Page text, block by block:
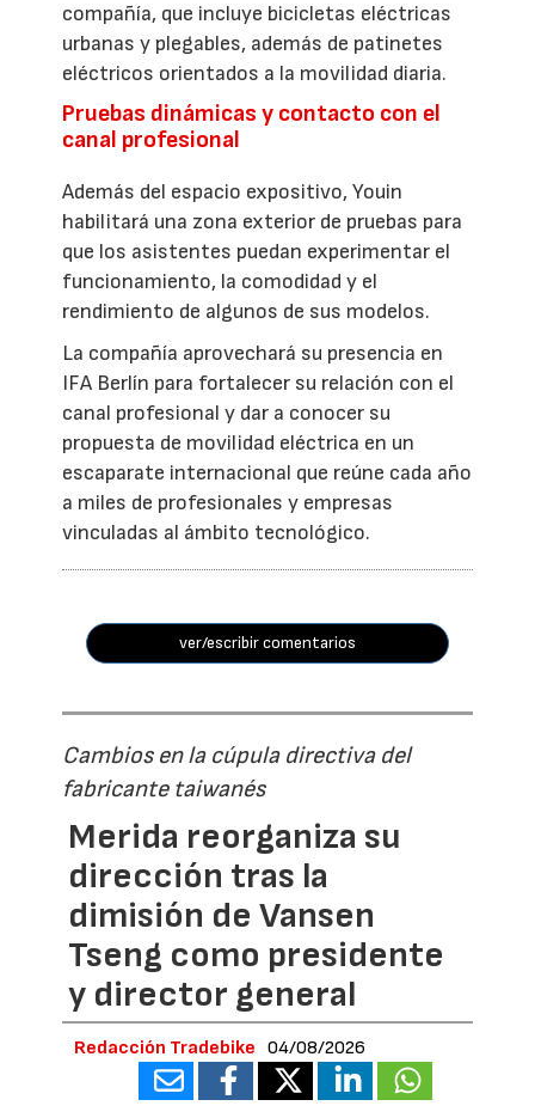
compañía, que incluye bicicletas eléctricas
urbanas y plegables, además de patinetes
eléctricos orientados a la movilidad diaria.
Pruebas dinámicas y contacto con el
canal profesional
Además del espacio expositivo, Youin
habilitará una zona exterior de pruebas para
que los asistentes puedan experimentar el
funcionamiento, la comodidad y el
rendimiento de algunos de sus modelos.
La compañía aprovechará su presencia en
IFA Berlín para fortalecer su relación con el
canal profesional y dar a conocer su
propuesta de movilidad eléctrica en un
escaparate internacional que reúne cada año
a miles de profesionales y empresas
vinculadas al ámbito tecnológico.
ver/escribir comentarios
Cambios en la cúpula directiva del
fabricante taiwanés
Merida reorganiza su
dirección tras la
dimisión de Vansen
Tseng como presidente
y director general
Redacción Tradebike 04/08/2026